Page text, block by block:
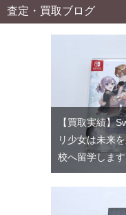
査定・買取ブログ
【買取実績】
リ少女は未来
校へ留学しま